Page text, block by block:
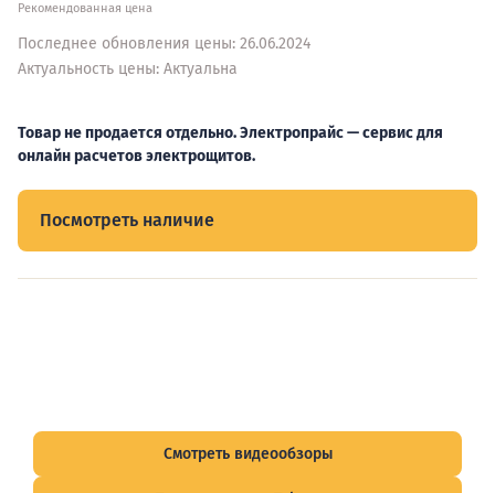
Рекомендованная цена
Последнее обновления цены: 26.06.2024
Актуальность цены: Актуальна
Товар не продается отдельно. Электропрайс — сервис для
онлайн расчетов электрощитов.
Посмотреть наличие
Смотреть видеообзоры